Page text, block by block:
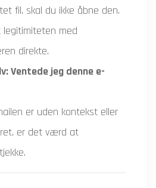
fil, skal du ikke åbne den.
med
direkte.
Ventede jeg denne e-
er uden kontekst eller
er det værd at